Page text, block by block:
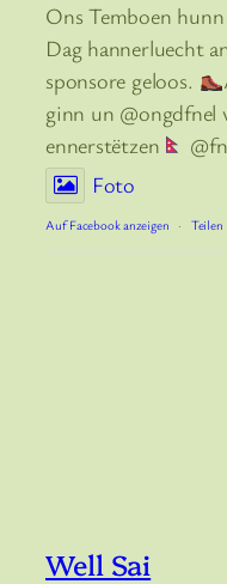
Ons Temboen
Dag hannerluecht
sponsore geloos.
ginn un @ongdfnel
ennerstëtzen
Foto
Auf Facebook anzeigen · Teilen
Well Sai